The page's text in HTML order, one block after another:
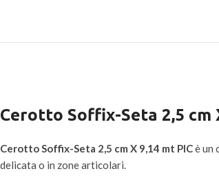
Cerotto Soffix-Seta 2,5 cm
Cerotto Soffix-Seta 2,5 cm X 9,14 mt PICè un
delicata o in zone articolari.